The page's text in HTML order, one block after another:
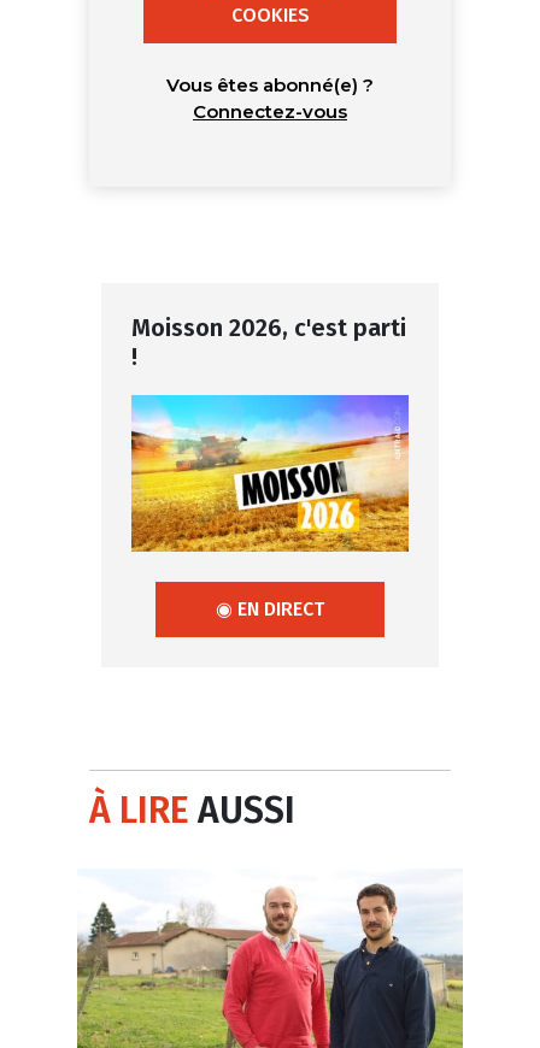
COOKIES
Vous êtes abonné(e) ?
Connectez-vous
Moisson 2026, c'est parti
!
◉ EN DIRECT
À LIREAUSSI